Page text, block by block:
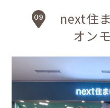
next住
オン